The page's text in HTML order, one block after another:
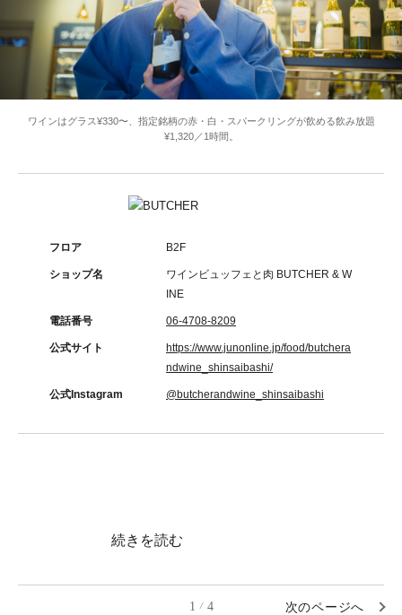
ワインはグラス¥330〜、指定銘柄の赤・白・スパークリングが飲める飲み放題
¥1,320／1時間。
フロア B2F
ショップ名
ワインビュッフェと肉 BUTCHER & W
INE
電話番号 06-4708-8209
公式サイト
https://www.junonline.jp/food/butchera
ndwine_shinsaibashi/
公式Instagram @butcherandwine_shinsaibashi
続きを読む
1 / 4 次のページへ